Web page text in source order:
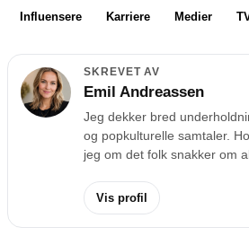
Influensere Karriere Medier
SKREVET AV
Emil Andreassen
Jeg dekker bred
og popkulturelle samtaler.
jeg om det folk snakker om
Vis profil